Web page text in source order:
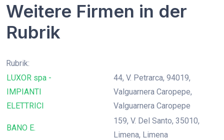
Weitere Firmen in der
Rubrik
Rubrik:
LUXOR spa -
IMPIANTI
ELETTRICI
44, V. Petrarca, 94019,
Valguarnera Caropepe,
Valguarnera Caropepe
BANO E.
159, V. Del Santo, 35010,
Limena, Limena